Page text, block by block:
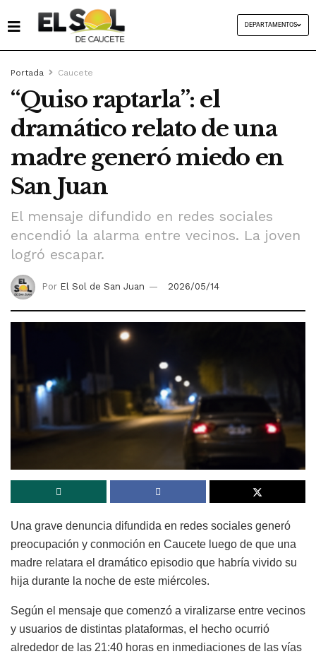
DEPARTAMENTOS
Portada Caucete
“Quiso raptarla”: el
dramático relato de una
madre generó miedo en
San Juan
El mensaje difundido en redes sociales
encendió la alarma entre vecinos. La joven
logró escapar.
Por El Sol de San Juan 2026/05/14
Una grave denuncia difundida en redes sociales generó
preocupación y conmoción en Caucete luego de que una
madre relatara el dramático episodio que habría vivido su
hija durante la noche de este miércoles.
Según el mensaje que comenzó a viralizarse entre vecinos
y usuarios de distintas plataformas, el hecho ocurrió
alrededor de las 21:40 horas en inmediaciones de las vías